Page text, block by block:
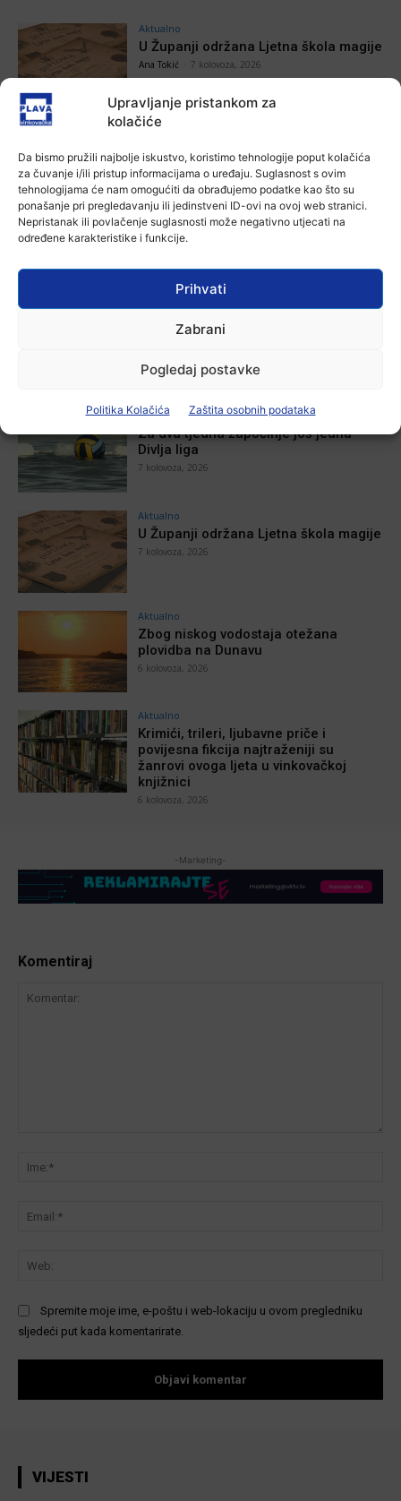
Upravljanje pristankom za
kolačiće
Da bismo pružili najbolje iskustvo, koristimo tehnologije poput kolačića
za čuvanje i/ili pristup informacijama o uređaju. Suglasnost s ovim
tehnologijama će nam omogućiti da obrađujemo podatke kao što su
ponašanje pri pregledavanju ili jedinstveni ID-ovi na ovoj web stranici.
Nepristanak ili povlačenje suglasnosti može negativno utjecati na
određene karakteristike i funkcije.
Prihvati
Zabrani
Pogledaj postavke
Politika Kolačića Zaštita osobnih podataka
Aktualno
U Županji održana Ljetna škola magije
Ana Tokić 7 kolovoza, 2026
Aktualno
plovidba na Dunavu
Ana Tokić - 6 kolovoza, 2026
Aktualno
Krimići, trileri, ljubavne priče i
žanrovi ovoga ljeta u vinkovačkoj
knjižnici
POVEZANE VIJESTI
Aktualno
Za dva tjedna započinje još jedna
Divlja liga
7 kolovoza, 2026
Aktualno
U Županji održana Ljetna škola magije
7 kolovoza, 2026
Aktualno
Zbog niskog vodostaja otežana
plovidba na Dunavu
6 kolovoza, 2026
Aktualno
Krimići, trileri, ljubavne priče i
povijesna fikcija najtraženiji su
žanrovi ovoga ljeta u vinkovačkoj
knjižnici
6 kolovoza, 2026
-Marketing-
Komentiraj
Spremite moje ime, e-poštu i web-lokaciju u ovom pregledniku
sljedeći put kada komentarirate.
VIJESTI